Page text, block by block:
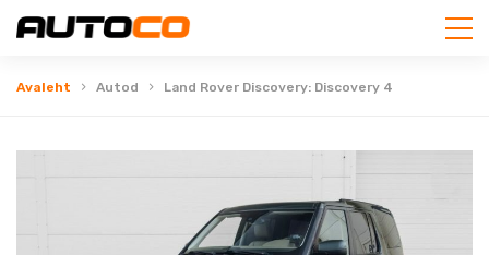
Avaleht Autod Land Rover Discovery: Discovery 4